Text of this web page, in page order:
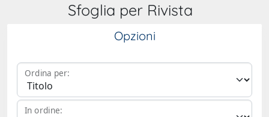
Sfoglia per Rivista
Opzioni
Ordina per:
In ordine: